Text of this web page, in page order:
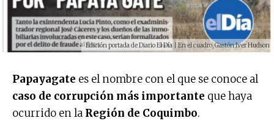
Edición portada de Diario El Día | En el cuadro, Gastón Iver Hudson
Papayagate es el nombre con el que se conoce al
caso de corrupción más importante que haya
ocurrido en la Región de Coquimbo.